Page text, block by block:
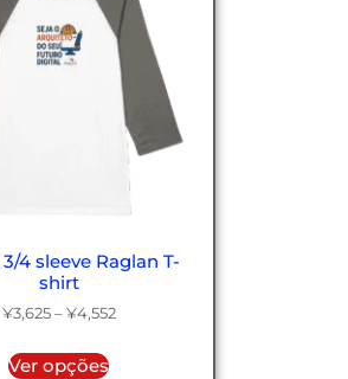
4 sleeve Raglan T-
shirt
¥3,625 – ¥4,552
Ver opções